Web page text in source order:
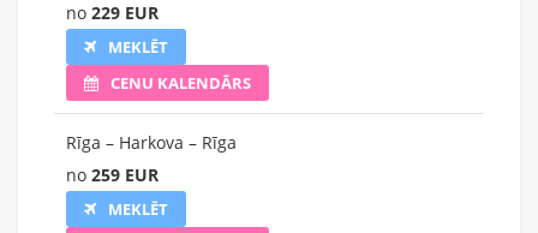
no 229 EUR
MEKLĒT
CENU KALENDĀRS
Rīga – Harkova – Rīga
no 259 EUR
MEKLĒT